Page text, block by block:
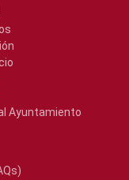
Ayuntamiento